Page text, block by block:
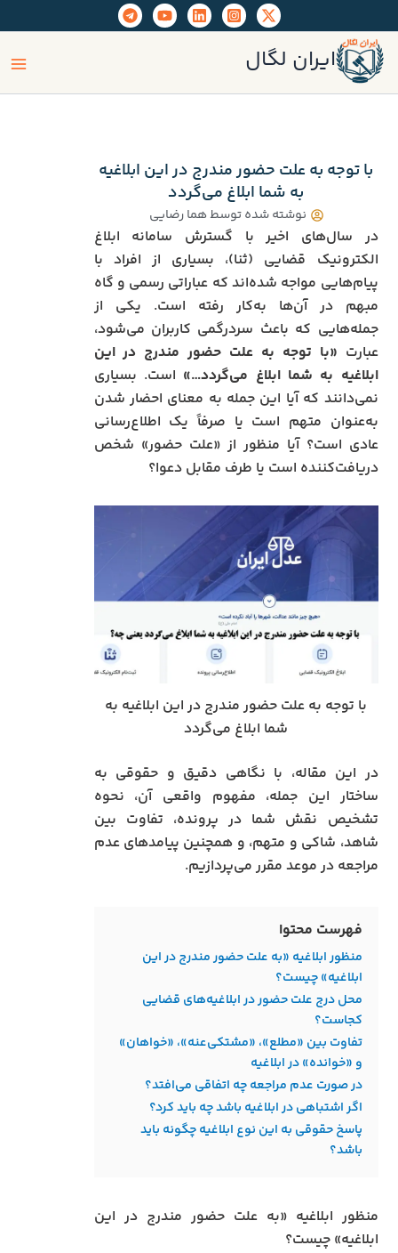
به
محتوا
ایران لگال
با توجه به علت حضور مندرج در این ابلاغیه
به شما ابلاغ می‌گردد
نوشته شده توسطهما رضایی
در سال‌های اخیر با گسترش سامانه ابلاغ
الکترونیک قضایی (ثنا)، بسیاری از افراد با
پیام‌هایی مواجه شده‌اند که عباراتی رسمی و گاه
مبهم در آن‌ها به‌کار رفته است. یکی از
جمله‌هایی که باعث سردرگمی کاربران می‌شود،
عبارت «با توجه به علت حضور مندرج در این
ابلاغیه به شما ابلاغ می‌گردد…» است. بسیاری
نمی‌دانند که آیا این جمله به معنای احضار شدن
به‌عنوان متهم است یا صرفاً یک اطلاع‌رسانی
عادی است؟ آیا منظور از «علت حضور» شخص
دریافت‌کننده است یا طرف مقابل دعوا؟
با توجه به علت حضور مندرج در این ابلاغیه به
شما ابلاغ می‌گردد
در این مقاله، با نگاهی دقیق و حقوقی به
ساختار این جمله، مفهوم واقعی آن، نحوه
تشخیص نقش شما در پرونده، تفاوت بین
شاهد، شاکی و متهم، و همچنین پیامدهای عدم
مراجعه در موعد مقرر می‌پردازیم.
فهرست محتوا
منظور ابلاغیه «به علت حضور مندرج در این
ابلاغیه» چیست؟
محل درج علت حضور در ابلاغیه‌های قضایی
کجاست؟
تفاوت بین «مطلع»، «مشتکی‌عنه»، «خواهان»
و «خوانده» در ابلاغیه
در صورت عدم مراجعه چه اتفاقی می‌افتد؟
اگر اشتباهی در ابلاغیه باشد چه باید کرد؟
پاسخ حقوقی به این نوع ابلاغیه چگونه باید
باشد؟
منظور ابلاغیه «به علت حضور مندرج در این
ابلاغیه» چیست؟